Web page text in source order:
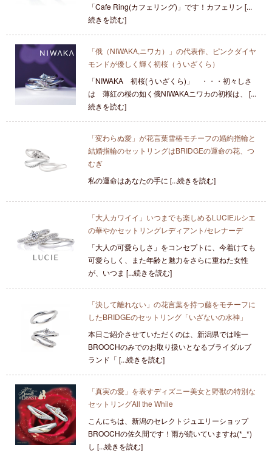
「Cafe Ring(カフェリング)」です！カフェリン [...
続きを読む]
「俄（NIWAKA,ニワカ）」の代表作、ピンクダイヤ
モンドが優しく輝く初桜（ういざくら）
「NIWAKA 初桜(ういざくら)」 ・・・初々しさ
は 薄紅の桜の如く俄NIWAKAニワカの初桜は、 [...
続きを読む]
「変わらぬ愛」が花言葉雪椿モチーフの婚約指輪と
結婚指輪のセットリングはBRIDGEの運命の花、つ
むぎ
私の運命はあなたの手に [...続きを読む]
「大人カワイイ」いつまでも楽しめるLUCIEルシエ
の華やかセットリングレディアント/セレナーデ
「大人の可愛らしさ」をコンセプトに、今着けても
可愛らしく、また年齢と魅力をさらに重ねた女性
が、いつま [...続きを読む]
「決して離れない」の花言葉を持つ藤をモチーフに
したBRIDGEのセットリング「いざないの水神」
本日ご紹介させていただくのは、新潟県では唯一
BROOCHのみでのお取り扱いとなるブライダルブ
ランド「 [...続きを読む]
「真実の愛」を表すディズニー美女と野獣の特別な
セットリングAll the While
こんにちは、新潟のセレクトジュエリーショップ
BROOCHの佐久間です！雨が続いていますね(*_*)
し [...続きを読む]